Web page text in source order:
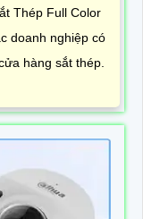
Thép Full Color
doanh nghiệp có
hàng sắt thép.